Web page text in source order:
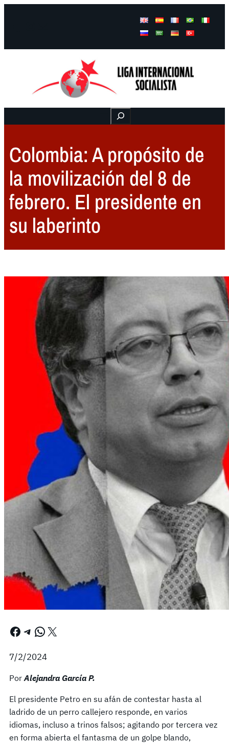
Buscar
Colombia: A propósito de
la movilización del 8 de
febrero. El presidente en
su laberinto
Facebook Telegram WhatsApp X
7/2/2024
Por Alejandra García P.
El presidente Petro en su afán de contestar hasta al
ladrido de un perro callejero responde, en varios
idiomas, incluso a trinos falsos; agitando por tercera vez
en forma abierta el fantasma de un golpe blando,